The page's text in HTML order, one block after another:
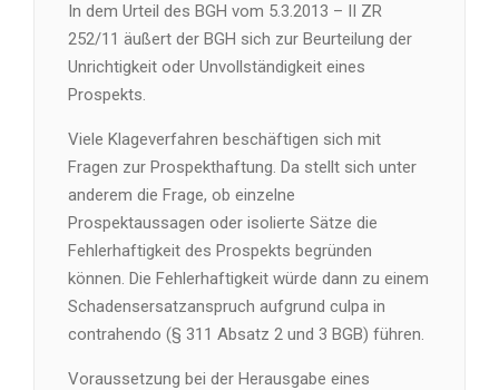
In dem Urteil des BGH vom 5.3.2013 – II ZR
252/11 äußert der BGH sich zur Beurteilung der
Unrichtigkeit oder Unvollständigkeit eines
Prospekts.
Viele Klageverfahren beschäftigen sich mit
Fragen zur Prospekthaftung. Da stellt sich unter
anderem die Frage, ob einzelne
Prospektaussagen oder isolierte Sätze die
Fehlerhaftigkeit des Prospekts begründen
können. Die Fehlerhaftigkeit würde dann zu einem
Schadensersatzanspruch aufgrund culpa in
contrahendo (§ 311 Absatz 2 und 3 BGB) führen.
Voraussetzung bei der Herausgabe eines